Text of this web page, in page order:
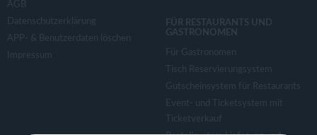
AGB
Datenschutzerklärung
APP- & Benutzerdaten löschen
Impressum
FÜR RESTAURANTS UND
GASTRONOMEN
Für Gastronomen
Tisch Reservierungsystem
Gutscheinsystem für Restaurants
Event- und Ticketsystem mit
Ticketverkauf